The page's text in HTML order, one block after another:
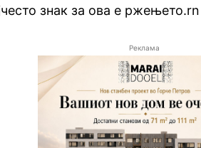
знак за ова е ржењето.rn
Реклама